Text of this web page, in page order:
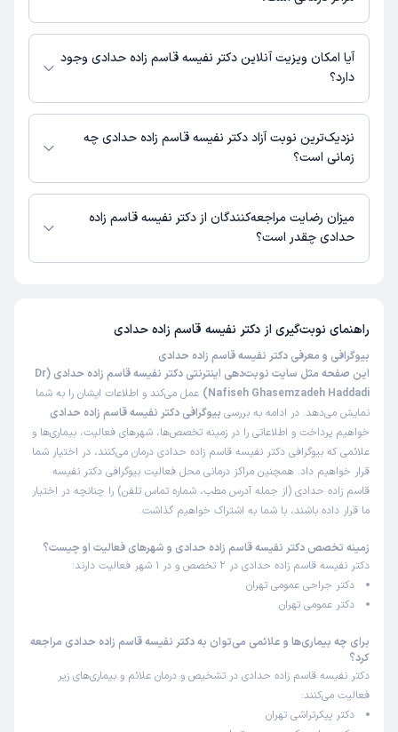
اطلاعاتی درباره محل فعالیت دکتر نفیسه قاسم زاده حدادی در مراکز درمانی در
دسترس نیست.
آیا امکان ویزیت آنلاین دکتر نفیسه قاسم زاده حدادی وجود
دارد؟
در حال حاضر اطلاعاتی درباره ارائه ویزیت آنلاین توسط دکتر نفیسه قاسم زاده
حدادی در دسترس نیست. برای دریافت اطلاعات دقیق‌تر، لطفاً با مطب تماس
بگیرید.
نزدیک‌ترین نوبت آزاد دکتر نفیسه قاسم زاده حدادی چه
زمانی است؟
زمان نوبت‌دهی و پذیرش بیماران با هماهنگی مطب مشخص می‌شود.
میزان رضایت مراجعه‌کنندگان از دکتر نفیسه قاسم زاده
حدادی چقدر است؟
راهنمای نوبت‌گیری از دکتر نفیسه قاسم زاده حدادی
بیوگرافی و معرفی دکتر نفیسه قاسم زاده حدادی
این صفحه مثل سایت نوبت‌دهی اینترنتی دکتر نفیسه قاسم زاده حدادی (Dr
Nafiseh Ghasemzadeh Haddadi)
عمل می‌کند و اطلاعات ایشان را به شما
نمایش می‌دهد. در ادامه به بررسی بیوگرافی دکتر نفیسه قاسم زاده حدادی
خواهیم پرداخت و اطلاعاتی را در زمینه تخصص‌ها، شهرهای فعالیت، بیماری‌ها و
علائمی که بیوگرافی دکتر نفیسه قاسم زاده حدادی درمان می‌کنند، در اختیار شما
قرار خواهیم داد. همچنین مراکز درمانی محل فعالیت بیوگرافی دکتر نفیسه
قاسم زاده حدادی (از جمله آدرس مطب، شماره تماس تلفن) را چنانچه در اختیار
ما قرار داده باشند، با شما به اشتراک خواهیم گذاشت.
زمینه تخصص دکتر نفیسه قاسم زاده حدادی و شهرهای فعالیت او چیست؟
دکتر نفیسه قاسم زاده حدادی در 2 تخصص و در 1 شهر فعالیت دارند:
دکتر جراحی عمومی تهران
دکتر عمومی تهران
برای چه بیماری‌ها و علائمی می‌توان به دکتر نفیسه قاسم زاده حدادی مراجعه
کرد؟
دکتر نفیسه قاسم زاده حدادی در تشخیص و درمان علائم و بیماری‌های زیر
فعالیت می‌کنند:
دکتر پیکرتراشی تهران